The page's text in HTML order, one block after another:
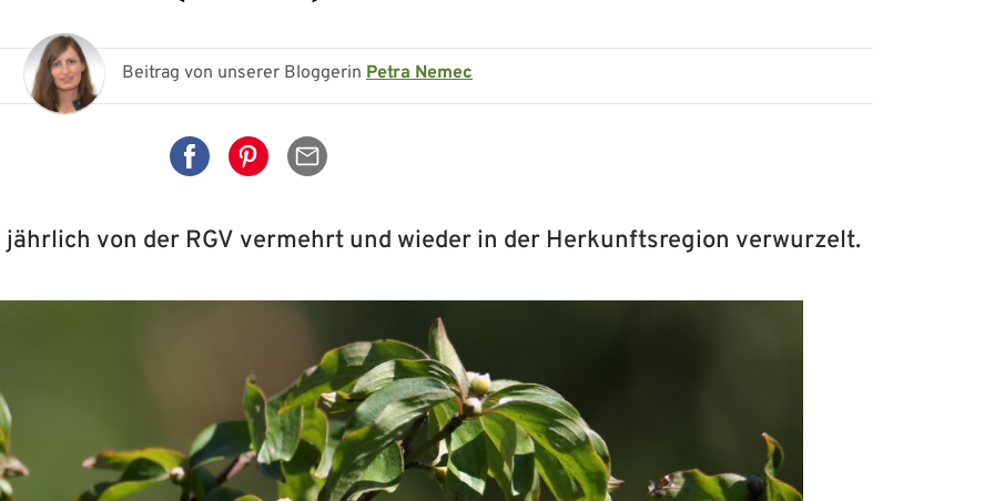
Beitrag von unserer Bloggerin Petra Nemec
Auf Facebook teilen
Auf Pinterest teilen
Per Mail senden
von der RGV vermehrt und wieder in der Herkunftsregion verwurzelt.